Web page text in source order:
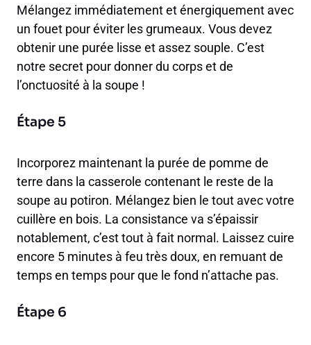
Mélangez immédiatement et énergiquement avec
un fouet pour éviter les grumeaux. Vous devez
obtenir une purée lisse et assez souple. C’est
notre secret pour donner du corps et de
l’onctuosité à la soupe !
Étape 5
Incorporez maintenant la purée de pomme de
terre dans la casserole contenant le reste de la
soupe au potiron. Mélangez bien le tout avec votre
cuillère en bois. La consistance va s’épaissir
notablement, c’est tout à fait normal. Laissez cuire
encore 5 minutes à feu très doux, en remuant de
temps en temps pour que le fond n’attache pas.
Étape 6